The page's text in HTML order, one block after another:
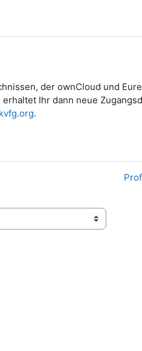
der ownCloud und
Ihr dann neue
kvfg.org.